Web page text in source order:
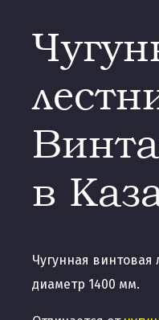
в
Чугунная винтовая
диаметр 1400 мм.